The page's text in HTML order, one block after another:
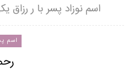
اسم نوزاد پسر با ر
اسم